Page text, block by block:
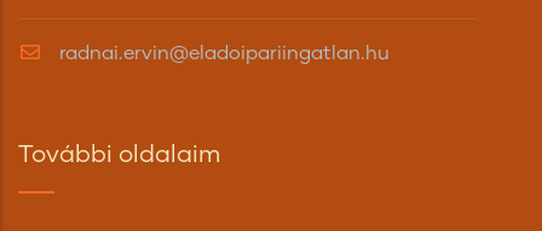
radnai.ervin@eladoipariingatlan.hu
További oldalaim